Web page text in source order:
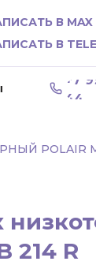
+7
44
В
В MAX
POLAIR
214 R